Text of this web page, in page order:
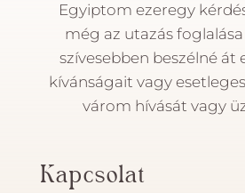
Egyiptom ezeregy
még az utazás
szívesebben beszélné át
kívánságait vagy
várom hívását vagy
Kapcsolat